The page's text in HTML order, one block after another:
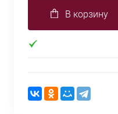
В корзину